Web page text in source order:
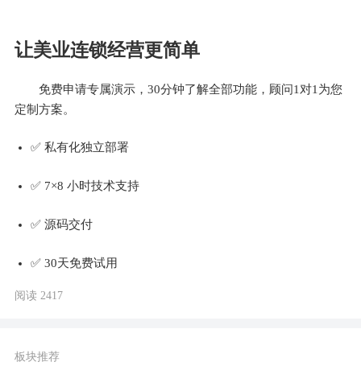
让美业连锁经营更简单
免费申请专属演示，30分钟了解全部功能，顾问1对1为您
定制方案。
✅ 私有化独立部署
✅ 7×8 小时技术支持
✅ 源码交付
✅ 30天免费试用
阅读 2417
板块推荐